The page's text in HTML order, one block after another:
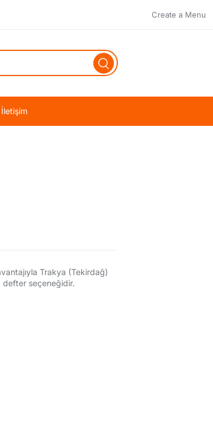
Create a Menu
İletişim
Trakya (Tekirdağ)
defter seçeneğidir.